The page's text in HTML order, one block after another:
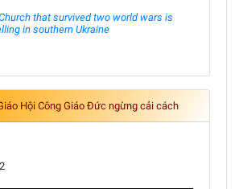
that survived two world wars is
in southern Ukraine
Hội Công Giáo Đức ngừng cải cách